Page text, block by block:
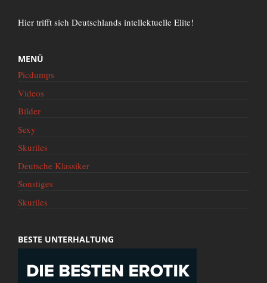
Hier trifft sich Deutschlands intellektuelle Elite!
MENÜ
Picdumps
Videos
Bilder
Sexy
Skuriles
Deutsche Klassiker
Sonstiges
Skuriles
BESTE UNTERHALTUNG